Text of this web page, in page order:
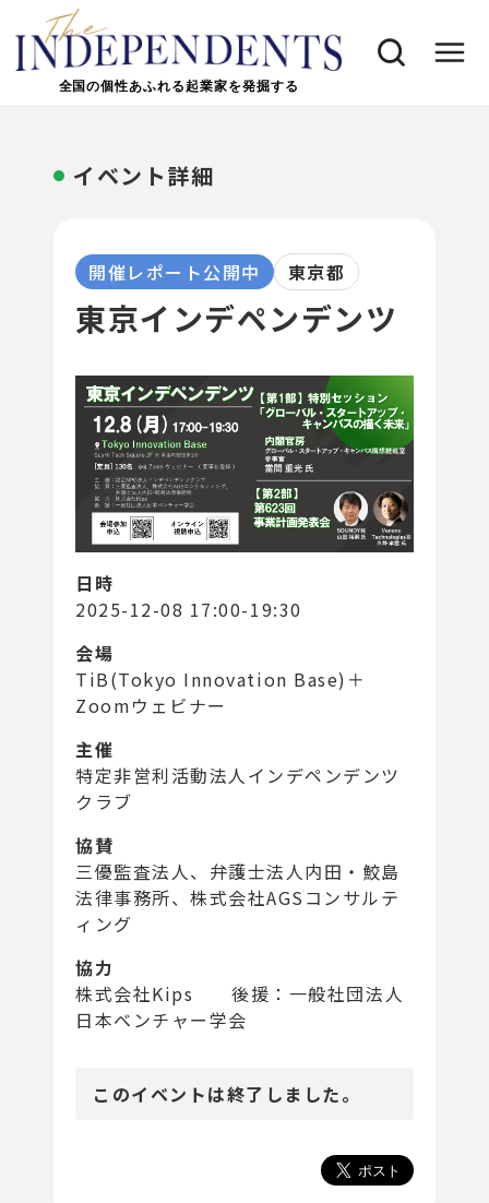
全国の個性あふれる起業家を発掘する
イベント詳細
開催レポート公開中 東京都
東京インデペンデンツ
日時
2025-12-08 17:00-19:30
会場
TiB(Tokyo Innovation Base)＋
Zoomウェビナー
主催
特定非営利活動法人インデペンデンツ
クラブ
協賛
三優監査法人、弁護士法人内田・鮫島
法律事務所、株式会社AGSコンサルテ
ィング
協力
株式会社Kips 後援：一般社団法人
日本ベンチャー学会
このイベントは終了しました。